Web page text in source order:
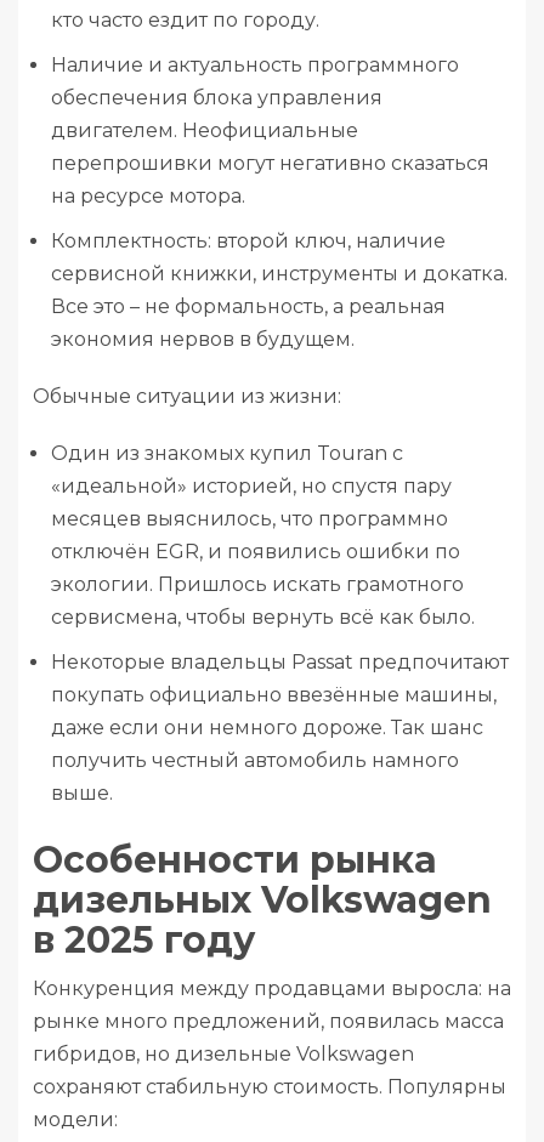
кто часто ездит по городу.
Наличие и актуальность программного
обеспечения блока управления
двигателем. Неофициальные
перепрошивки могут негативно сказаться
на ресурсе мотора.
Комплектность: второй ключ, наличие
сервисной книжки, инструменты и докатка.
Все это – не формальность, а реальная
экономия нервов в будущем.
Обычные ситуации из жизни:
Один из знакомых купил Touran с
«идеальной» историей, но спустя пару
месяцев выяснилось, что программно
отключён EGR, и появились ошибки по
экологии. Пришлось искать грамотного
сервисмена, чтобы вернуть всё как было.
Некоторые владельцы Passat предпочитают
покупать официально ввезённые машины,
даже если они немного дороже. Так шанс
получить честный автомобиль намного
выше.
Особенности рынка
дизельных Volkswagen
в 2025 году
Конкуренция между продавцами выросла: на
рынке много предложений, появилась масса
гибридов, но дизельные Volkswagen
сохраняют стабильную стоимость. Популярны
модели: